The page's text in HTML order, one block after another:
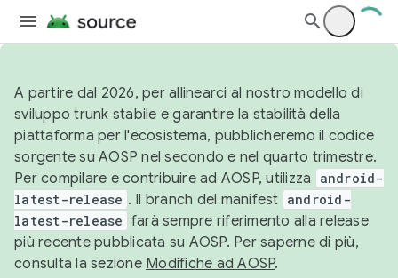
A partire dal 2026, per allinearci al nostro modello di
sviluppo trunk stabile e garantire la stabilità della
piattaforma per l'ecosistema, pubblicheremo il codice
sorgente su AOSP nel secondo e nel quarto trimestre.
Per compilare e contribuire ad AOSP, utilizza
android-
latest-release . Il branch del manifest android-
latest-release farà sempre riferimento alla release
più recente pubblicata su AOSP. Per saperne di più,
consulta la sezione Modifiche ad AOSP.